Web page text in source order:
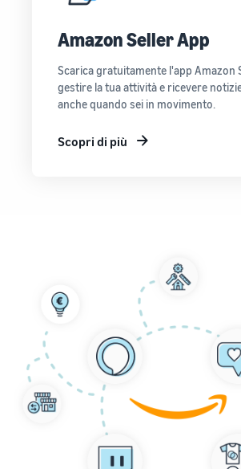
Amazon Seller App
Scarica gratuitamente l'app Amazon
gestire la tua attività e ricevere
anche quando sei in movimento.
Scopri di più